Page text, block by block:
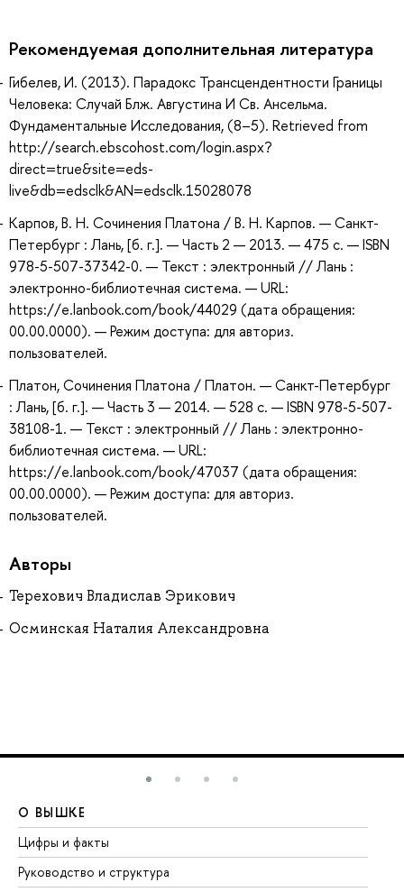
Рекомендуемая дополнительная литература
Гибелев, И. (2013). Парадокс Трансцендентности Границы
Человека: Случай Блж. Августина И Св. Ансельма.
Фундаментальные Исследования, (8–5). Retrieved from
http://search.ebscohost.com/login.aspx?
direct=true&site=eds-
live&db=edsclk&AN=edsclk.15028078
Карпов, В. Н. Сочинения Платона / В. Н. Карпов. — Санкт-
Петербург : Лань, [б. г.]. — Часть 2 — 2013. — 475 с. — ISBN
978-5-507-37342-0. — Текст : электронный // Лань :
электронно-библиотечная система. — URL:
https://e.lanbook.com/book/44029 (дата обращения:
00.00.0000). — Режим доступа: для авториз.
пользователей.
Платон, Сочинения Платона / Платон. — Санкт-Петербург
: Лань, [б. г.]. — Часть 3 — 2014. — 528 с. — ISBN 978-5-507-
38108-1. — Текст : электронный // Лань : электронно-
библиотечная система. — URL:
https://e.lanbook.com/book/47037 (дата обращения:
00.00.0000). — Режим доступа: для авториз.
пользователей.
Авторы
Терехович Владислав Эрикович
Осминская Наталия Александровна
О ВЫШКЕ
Цифры и факты
Руководство и структура